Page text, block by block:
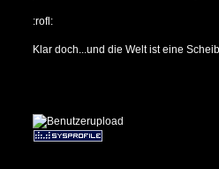
:rofl:
Klar doch...und die Welt ist eine